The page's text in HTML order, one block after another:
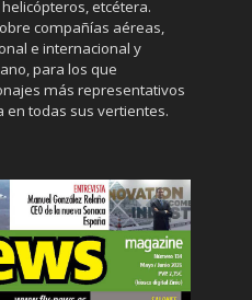
etcétera.
compañías aéreas,
e internacional y
para los que
más representativos
en todas sus vertientes.